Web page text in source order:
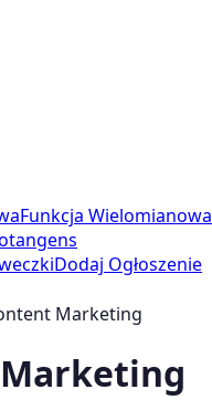
Funkcja Wielomianowa
Dodaj Ogłoszenie
Marketing